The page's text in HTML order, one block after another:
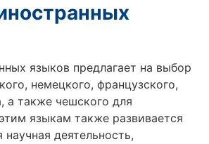
языков предлагает на выбор
немецкого, французского,
а также чешского для
языкам также развивается
деятельность,